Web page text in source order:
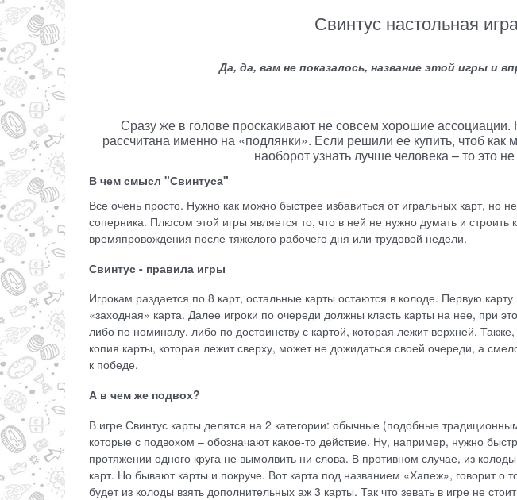
Свинтус настольная
Да, да, вам не показалось, название этой игры и
Сразу же в голове проскакивают не совсем хорошие ассоциации.
рассчитана именно на «подлянки». Если решили ее купить, чтоб как
наоборот узнать лучше человека – то это
В чем смысл "Свинтуса"
Все очень просто. Нужно как можно быстрее избавиться от игральных карт, но
соперника. Плюсом этой игры является то, что в ней не нужно думать и строить
времяпровождения после тяжелого рабочего дня или трудовой недели.
Свинтус - правила игры
Игрокам раздается по 8 карт, остальные карты остаются в колоде. Первую
«заходная» карта. Далее игроки по очереди должны класть карты на нее, при
либо по номиналу, либо по достоинству с картой, которая лежит верхней. Также,
копия карты, которая лежит сверху, может не дожидаться своей очереди, а
к победе.
А в чем же подвох?
В игре Свинтус карты делятся на 2 категории: обычные (подобные
которые с подвохом – обозначают какое-то действие. Ну, например, нужно
протяжении одного круга не вымолвить ни слова. В противном случае, из
карт. Но бывают карты и покруче. Вот карта под названием «Хапеж», говорит о
будет из колоды взять дополнительных аж 3 карты. Так что зевать в игре не